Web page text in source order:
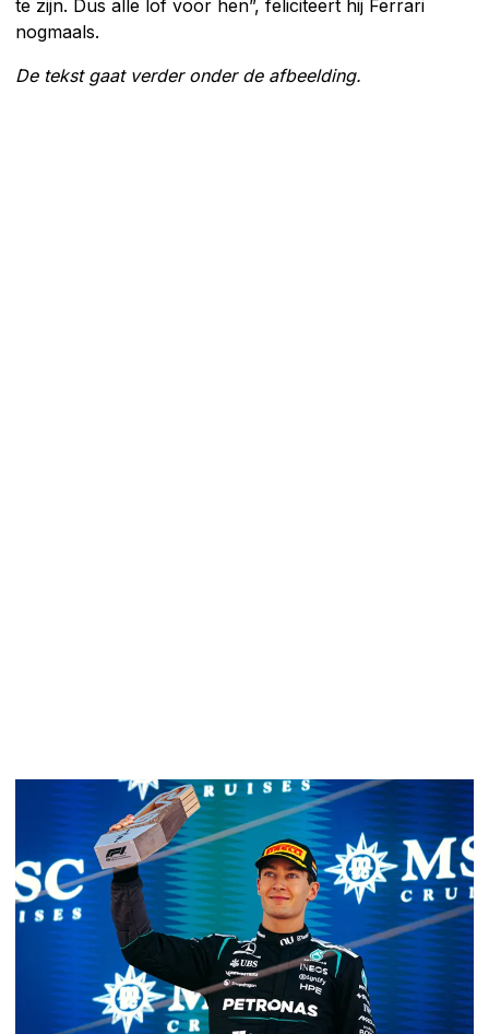
te zijn. Dus alle lof voor hen”, feliciteert hij Ferrari
nogmaals.
De tekst gaat verder onder de afbeelding.